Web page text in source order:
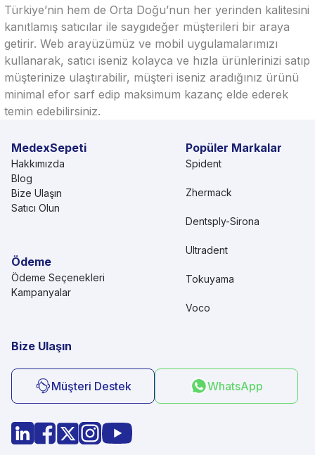
Türkiye’nin hem de Orta Doğu’nun her yerinden kalitesini
kanıtlamış satıcılar ile saygıdeğer müşterileri bir araya
getirir. Web arayüzümüz ve mobil uygulamalarımızı
kullanarak, satıcı iseniz kolayca ve hızla ürünlerinizi satıp
müşterinize ulaştırabilir, müşteri iseniz aradığınız ürünü
minimal efor sarf edip maksimum kazanç elde ederek
temin edebilirsiniz.
MedexSepeti
Hakkımızda
Blog
Bize Ulaşın
Satıcı Olun
Ödeme
Ödeme Seçenekleri
Kampanyalar
Popüler Markalar
Spident
Zhermack
Dentsply-Sirona
Ultradent
Tokuyama
Voco
Bize Ulaşın
Müşteri Destek WhatsApp